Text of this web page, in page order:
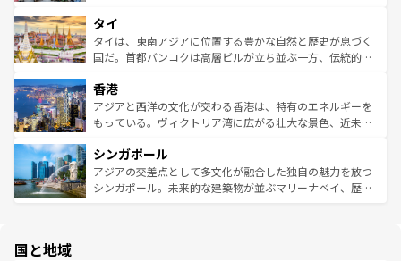
リティに包まれながら、韓国の多彩な魅力を心ゆくまで味
わってみてほしい。 なお、新着の韓国情報はコンテンツ一
覧を参照してほしい。
急速な発展と共に伝統が息づく。ハノイの古い町並みやホ
ーチミン市のフランス統治時代の建物も、独特の雰囲気を
醸し出している。また、バラエティの豊かさとおいしさで
とつ。フォーやバインミー、ベトナムコーヒーなどは、ぜ
ひ現地で味わいたい。どの地域を訪れてもあたたかい人々
が旅行者を迎えてくれるので、きっと忘れられない旅にな
参照してほしい。
タイ
タイは、東南アジアに位置する豊かな自然と歴史が息づく
国だ。首都バンコクは高層ビルが立ち並ぶ一方、伝統的な
の活気が交差している。北部ではチェンマイなどの山岳地
帯で自然と触れ合い、南部ではプーケットやクラビの美し
いビーチでリゾート気分を楽しむことができる。タイ料理
激する。気候は一年中温暖で、どの季節にも異なる楽しみ
が待っている。親しみやすいタイの人々、仏教を中心とし
た文化、そして多様な観光資源が、訪れる旅人を魅了し続
香港
アジアと西洋の文化が交わる香港は、特有のエネルギーを
もっている。ヴィクトリア湾に広がる壮大な景色、近未来
み、どこを訪れても感動するはず。観光スポットが密集し
ており、効率よく見どころを回れるのも魅力。息をのむよ
うな絶景から文化的な体験まで、香港を存分に楽しみ尽く
シンガポール
アジアの交差点として多文化が融合した独自の魅力を放つ
シンガポール。未来的な建築物が並ぶマリーナベイ、歴史
国と地域